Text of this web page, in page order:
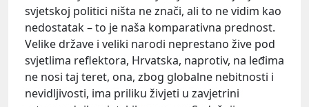
svjetskoj politici ništa ne znači, ali to ne vidim kao
nedostatak – to je naša komparativna prednost.
Velike države i veliki narodi neprestano žive pod
svjetlima reflektora, Hrvatska, naprotiv, na leđima
ne nosi taj teret, ona, zbog globalne nebitnosti i
nevidljivosti, ima priliku živjeti u zavjetrini